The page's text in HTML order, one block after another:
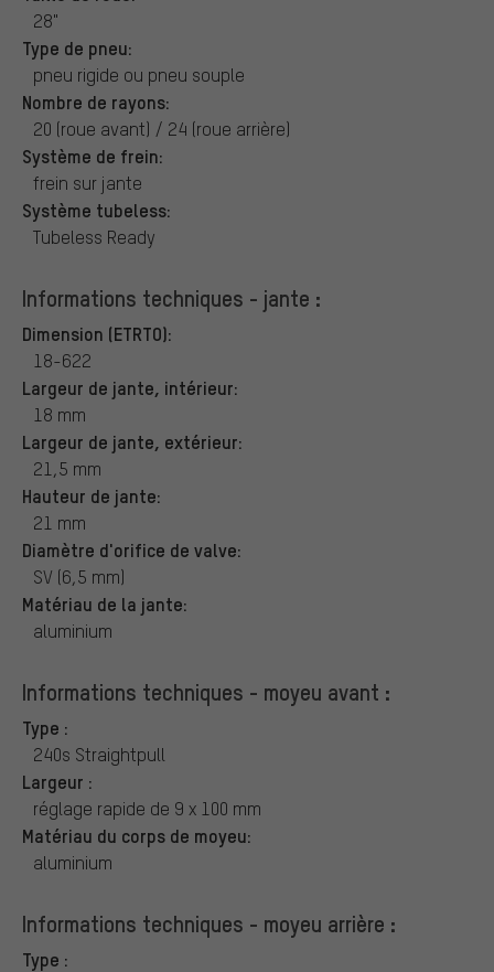
28"
Type de pneu:
pneu rigide ou pneu souple
Nombre de rayons:
20 (roue avant) / 24 (roue arrière)
Système de frein:
frein sur jante
Système tubeless:
Tubeless Ready
Informations techniques - jante :
Dimension (ETRTO):
18-622
Largeur de jante, intérieur:
18 mm
Largeur de jante, extérieur:
21,5 mm
Hauteur de jante:
21 mm
Diamètre d'orifice de valve:
SV (6,5 mm)
Matériau de la jante:
aluminium
Informations techniques - moyeu avant :
Type :
240s Straightpull
Largeur :
réglage rapide de 9 x 100 mm
Matériau du corps de moyeu:
aluminium
Informations techniques - moyeu arrière :
Type :